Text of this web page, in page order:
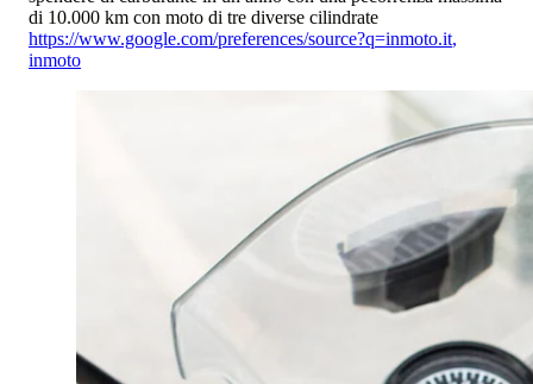
di 10.000 km con moto di tre diverse cilindrate
https://www.google.com/preferences/source?q=inmoto.it,
inmoto